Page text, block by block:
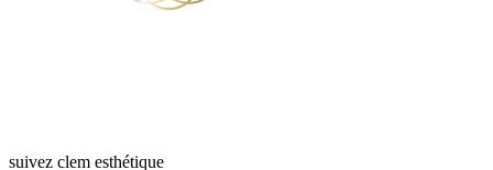
suivez clem esthétique